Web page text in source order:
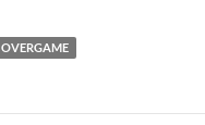
OVERGAME